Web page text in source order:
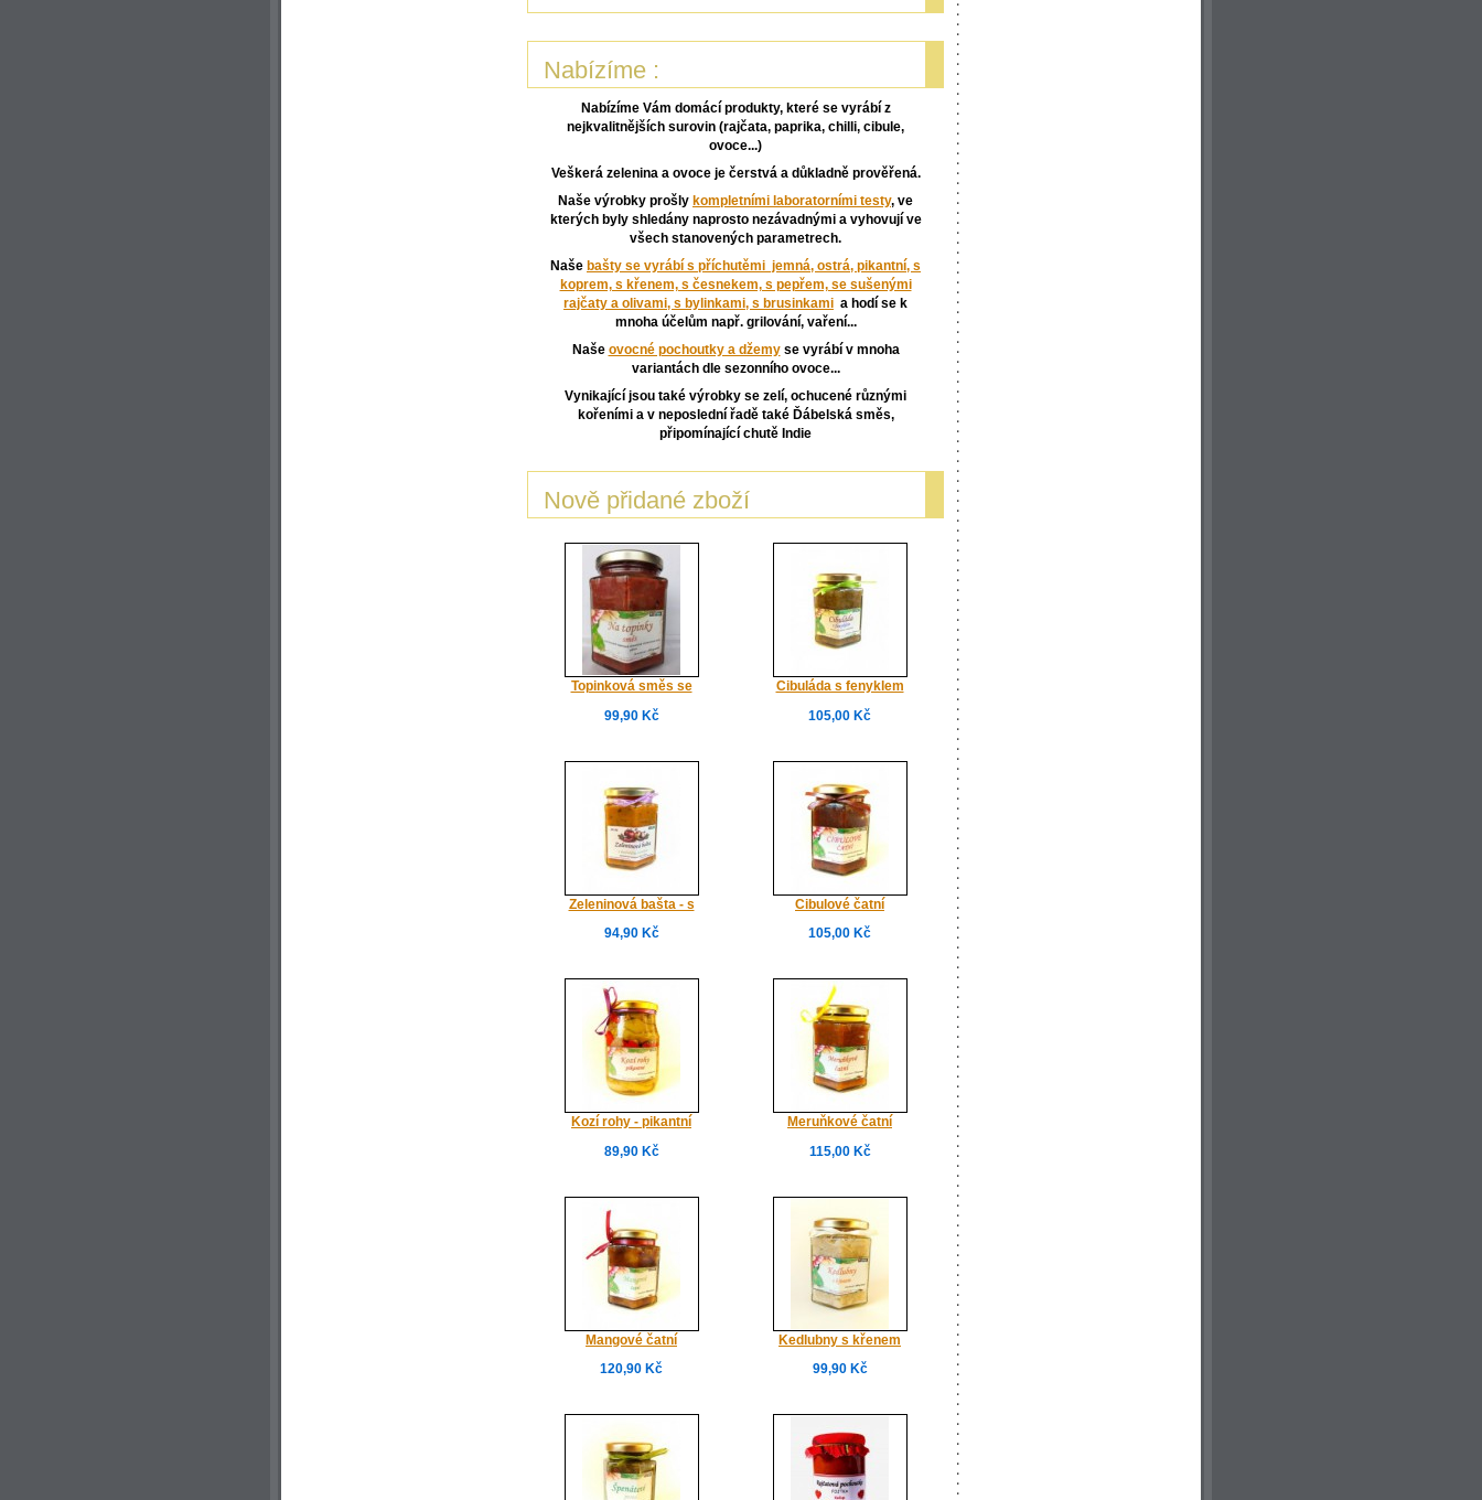
Nabízíme :
Nabízíme Vám domácí produkty, které se vyrábí z
nejkvalitnějších surovin (rajčata, paprika, chilli, cibule,
ovoce...)
Veškerá zelenina a ovoce je čerstvá a důkladně prověřená.
Naše výrobky prošly kompletními laboratorními testy, ve
kterých byly shledány naprosto nezávadnými a vyhovují ve
všech stanovených parametrech.
Naše bašty se vyrábí s příchutěmi jemná, ostrá, pikantní, s
koprem, s křenem, s česnekem, s pepřem, se sušenými
rajčaty a olivami, s bylinkami, s brusinkami a hodí se k
mnoha účelům např. grilování, vaření...
Naše ovocné pochoutky a džemyse vyrábí v mnoha
variantách dle sezonního ovoce...
Vynikající jsou také výrobky se zelí, ochucené různými
kořeními a v neposlední řadě také Ďábelská směs,
připomínající chutě Indie
Nově přidané zboží
Topinková směs se
žampiony
99,90 Kč
Cibuláda s fenyklem
105,00 Kč
Zeleninová bašta - s
medvědím česnekem
94,90 Kč
Cibulové čatní
105,00 Kč
Kozí rohy - pikantní
89,90 Kč
Meruňkové čatní
115,00 Kč
Mangové čatní
120,90 Kč
Kedlubny s křenem
99,90 Kč